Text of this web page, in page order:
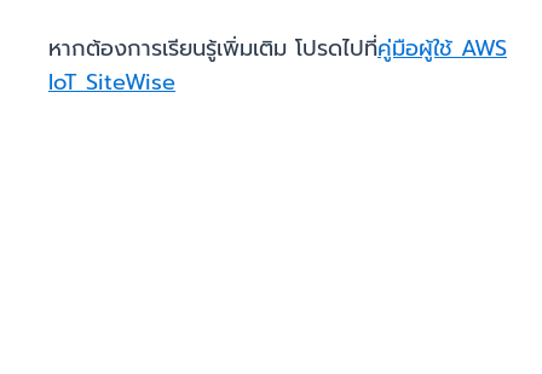
หากต้องการเรียนรู้เพิ่มเติม โปรดไปที่คู่มือผู้ใช้ AWS
IoT SiteWise